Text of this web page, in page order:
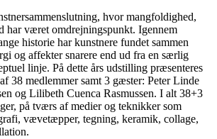
hvor mangfoldighed,
har været omdrejningspunkt. Igennem
historie har kunstnere fundet sammen
og affekter snarere end ud fra en særlig
linje. På dette års udstilling præsenteres
38 medlemmer samt 3 gæster: Peter Linde
og Lilibeth Cuenca Rasmussen. I alt 38+3
på tværs af medier og teknikker som
vævetæpper, tegning, keramik, collage,